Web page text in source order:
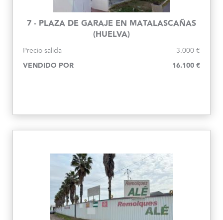
7 - PLAZA DE GARAJE EN MATALASCAÑAS
(HUELVA)
Precio salida 3.000 €
VENDIDO POR 16.100 €